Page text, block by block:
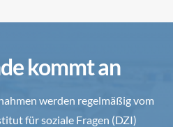
kommt an
werden regelmäßig vom
für soziale Fragen (DZI)